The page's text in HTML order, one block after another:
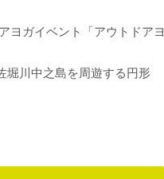
ヨガイベント「アウトドアヨ
堀川中之島を周遊する円形